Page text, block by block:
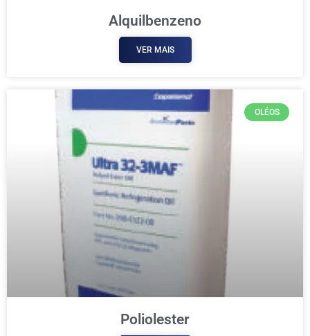
Alquilbenzeno
VER MAIS
OLÉOS
Poliolester